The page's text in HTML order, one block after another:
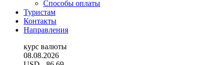
Способы оплаты
Туристам
Контакты
Направления
курс валюты
08.08.2026